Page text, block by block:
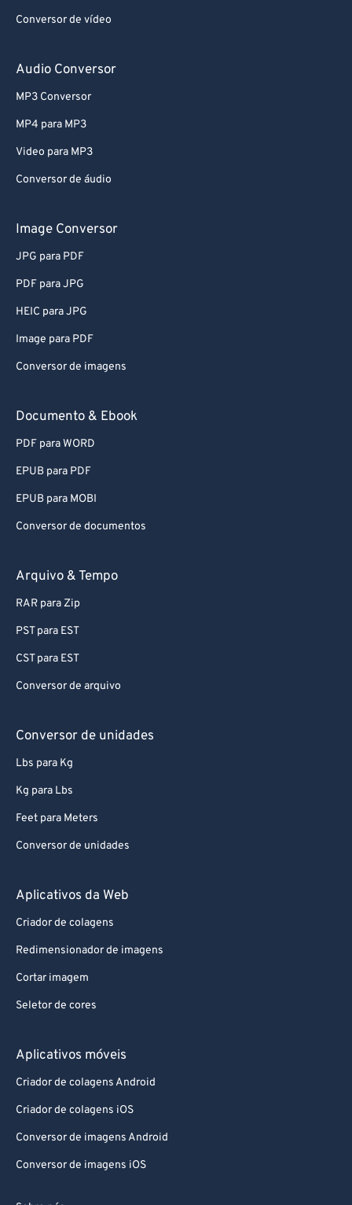
Conversor de vídeo
Audio Conversor
MP3 Conversor
MP4 para MP3
Video para MP3
Conversor de áudio
Image Conversor
JPG para PDF
PDF para JPG
HEIC para JPG
Image para PDF
Conversor de imagens
Documento & Ebook
PDF para WORD
EPUB para PDF
EPUB para MOBI
Conversor de documentos
Arquivo & Tempo
RAR para Zip
PST para EST
CST para EST
Conversor de arquivo
Conversor de unidades
Lbs para Kg
Kg para Lbs
Feet para Meters
Conversor de unidades
Aplicativos da Web
Criador de colagens
Redimensionador de imagens
Cortar imagem
Seletor de cores
Aplicativos móveis
Criador de colagens Android
Criador de colagens iOS
Conversor de imagens Android
Conversor de imagens iOS